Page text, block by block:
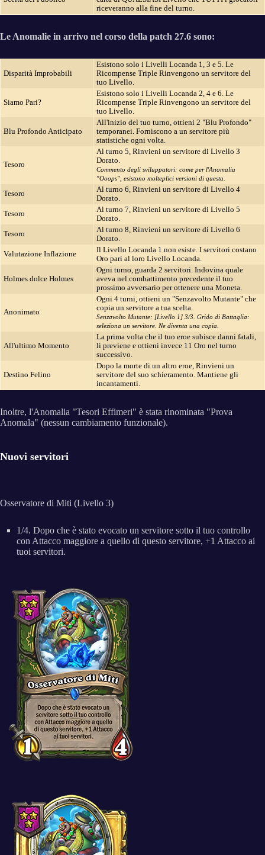
riceveranno alla fine del turno.
Le Anomalie in arrivo nel corso della patch 27.6 sono:
Disparità Improbabili
Esistono solo i Livelli Locanda 1, 3 e 5. Le
Ricompense Triple Rinvengono un servitore del
tuo Livello.
Siamo Pari?
Esistono solo i Livelli Locanda 2, 4 e 6. Le
Ricompense Triple Rinvengono un servitore del
tuo Livello.
Blu Profondo Anticipato
All'inizio del tuo turno, ottieni 2 "Blu Profondo"
temporanei. Forniscono a un servitore più
statistiche ogni volta.
Tesoro
Al turno 5, Rinvieni un servitore di Livello 3
Dorato.
Commento degli sviluppatori: come per l'Anomalia
"Ooops", esistono molteplici versioni di questa.
Tesoro
Al turno 6, Rinvieni un servitore di Livello 4
Dorato.
Tesoro
Al turno 7, Rinvieni un servitore di Livello 5
Dorato.
Tesoro
Al turno 8, Rinvieni un servitore di Livello 6
Dorato.
Valutazione Inflazione
Il Livello Locanda 1 non esiste. I servitori costano
Oro pari al loro Livello Locanda.
Holmes dolce Holmes
Ogni turno, guarda 2 servitori. Indovina quale
aveva nel combattimento precedente il tuo
prossimo avversario per ottenere una Moneta.
Anonimato
Ogni 4 turni, ottieni un "Senzavolto Mutante" che
copia un servitore a tua scelta.
Senzavolto Mutante: [Livello 1] 3/3. Grido di Battaglia:
seleziona un servitore. Ne diventa una copia.
All'ultimo Momento
La prima volta che il tuo eroe subisce danni fatali,
li previene e ottieni invece 11 Oro nel turno
successivo.
Destino Felino
Dopo la morte di un altro eroe, Rinvieni un
servitore del suo schieramento. Mantiene gli
incantamenti.
Inoltre, l'Anomalia "Tesori Effimeri" è stata rinominata "Prova
Anomala" (nessun cambiamento funzionale).
Nuovi servitori
Osservatore di Miti (Livello 3)
1/4. Dopo che è stato evocato un servitore sotto il tuo controllo
con Attacco maggiore a quello di questo servitore, +1 Attacco ai
tuoi servitori.